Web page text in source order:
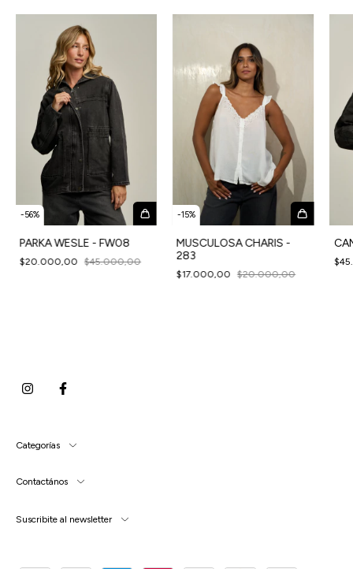
-56%
PARKA WESLE - FW08
$20.000,00 $45.000,00
-15%
MUSCULOSA CHARIS -
283
$17.000,00 $20.000,00
Categorías
Contactános
Suscribite al newsletter